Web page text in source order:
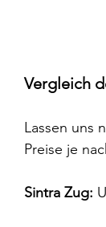
Vergleich
Lassen uns
Preise je
Sintra Zug: